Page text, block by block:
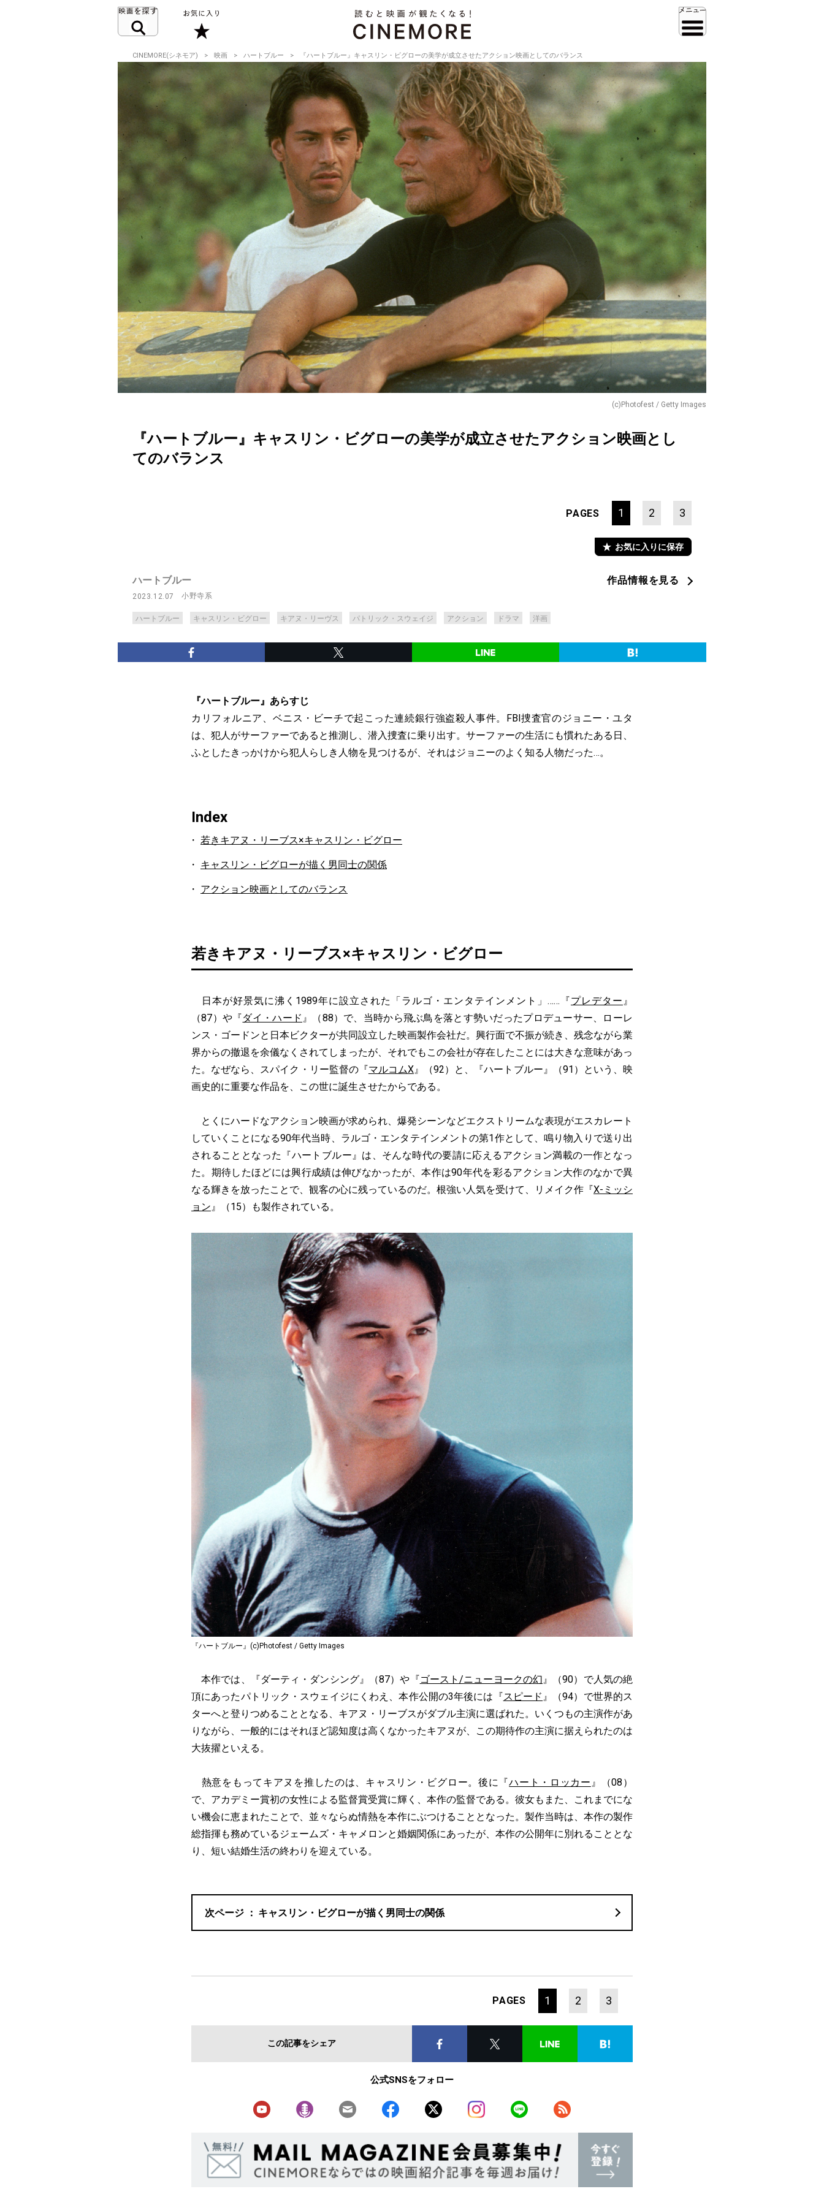
CINEMORE(シネモア) 映画 ハートブルー 『ハートブルー』キャスリン・ビグローの美学が成立させたアクション映画としてのバランス
(c)Photofest / Getty Images
『ハートブルー』キャスリン・ビグローの美学が成立させたアクション映画とし
てのバランス
PAGES 1 2 3
お気に入りに保存
ハートブルー
2023.12.07 小野寺系
ハートブルー キャスリン・ビグロー キアヌ・リーヴス パトリック・スウェイジ アクション ドラマ 洋画
作品情報を見る
『ハートブルー』あらすじ
カリフォルニア、ベニス・ビーチで起こった連続銀行強盗殺人事件。FBI捜査官のジョニー・ユタ
は、犯人がサーファーであると推測し、潜入捜査に乗り出す。サーファーの生活にも慣れたある日、
ふとしたきっかけから犯人らしき人物を見つけるが、それはジョニーのよく知る人物だった…。
Index
若きキアヌ・リーブス×キャスリン・ビグロー
キャスリン・ビグローが描く男同士の関係
アクション映画としてのバランス
若きキアヌ・リーブス×キャスリン・ビグロー
日本が好景気に沸く1989年に設立された「ラルゴ・エンタテインメント」……『プレデター 』
（87）や『ダイ・ハード 』（88）で、当時から飛ぶ鳥を落とす勢いだったプロデューサー、ローレ
ンス・ゴードンと日本ビクターが共同設立した映画製作会社だ。興行面で不振が続き、残念ながら業
界からの撤退を余儀なくされてしまったが、それでもこの会社が存在したことには大きな意味があっ
た。なぜなら、スパイク・リー監督の『マルコムX』（92）と、『ハートブルー』（91）という、映
画史的に重要な作品を、この世に誕生させたからである。
とくにハードなアクション映画が求められ、爆発シーンなどエクストリームな表現がエスカレート
していくことになる90年代当時、ラルゴ・エンタテインメントの第1作として、鳴り物入りで送り出
されることとなった『ハートブルー』は、そんな時代の要請に応えるアクション満載の一作となっ
た。期待したほどには興行成績は伸びなかったが、本作は90年代を彩るアクション大作のなかで異
なる輝きを放ったことで、観客の心に残っているのだ。根強い人気を受けて、リメイク作『X-ミッシ
ョン』（15）も製作されている。
『ハートブルー』(c)Photofest / Getty Images
本作では、『ダーティ・ダンシング』（87）や『ゴースト/ニューヨークの幻 』（90）で人気の絶
頂にあったパトリック・スウェイジにくわえ、本作公開の3年後には『スピード 』（94）で世界的ス
ターへと登りつめることとなる、キアヌ・リーブスがダブル主演に選ばれた。いくつもの主演作があ
りながら、一般的にはそれほど認知度は高くなかったキアヌが、この期待作の主演に据えられたのは
大抜擢といえる。
熱意をもってキアヌを推したのは、キャスリン・ビグロー。後に『ハート・ロッカー 』（08）
で、アカデミー賞初の女性による監督賞受賞に輝く、本作の監督である。彼女もまた、これまでにな
い機会に恵まれたことで、並々ならぬ情熱を本作にぶつけることとなった。製作当時は、本作の製作
総指揮も務めているジェームズ・キャメロンと婚姻関係にあったが、本作の公開年に別れることとな
り、短い結婚生活の終わりを迎えている。
キャスリン・ビグローが描く男同士の関係
PAGES 1 2 3
この記事をシェア
公式SNSをフォロー